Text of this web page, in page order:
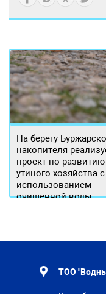
На берегу
накопителя
проект по развитию
утиного хозяйства с
использованием
очищенной воды
ТОО